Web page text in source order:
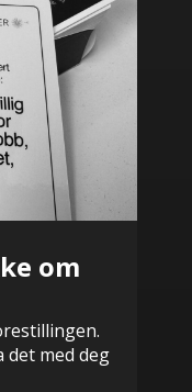
om
med deg